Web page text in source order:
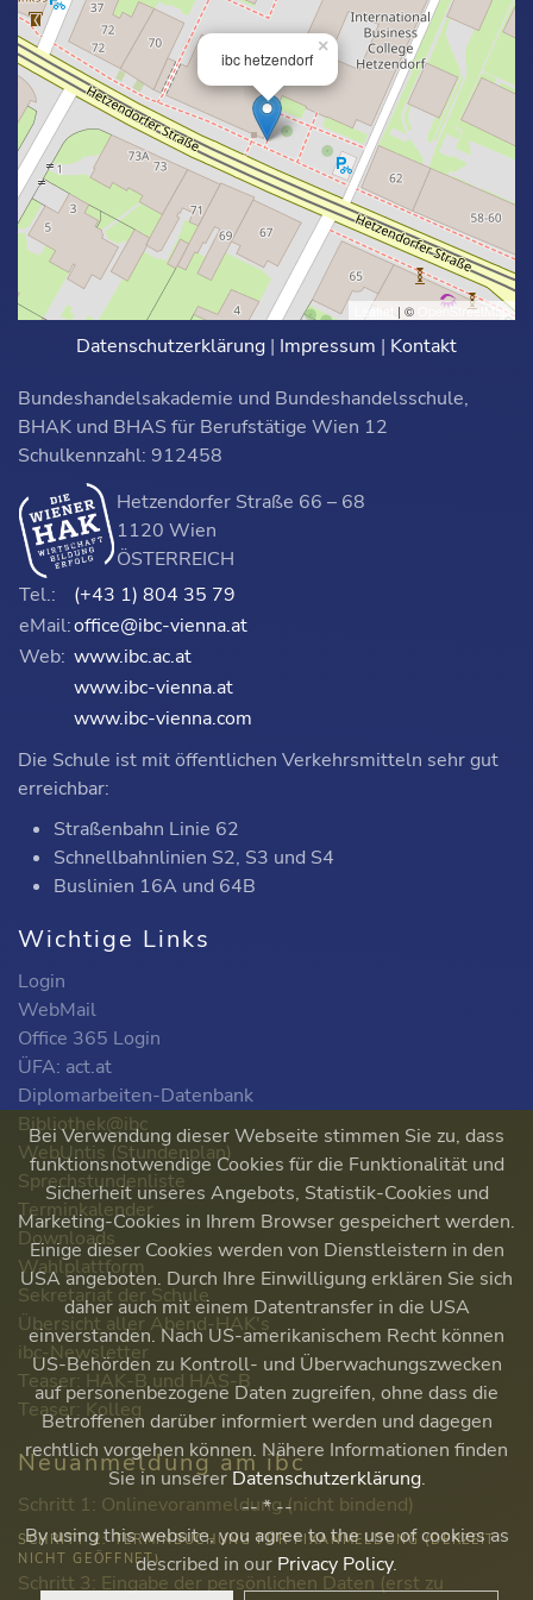
ibc hetzendorf
×
Leaflet | © OpenStreetMap
Datenschutzerklärung | Impressum | Kontakt
Bundeshandelsakademie und Bundeshandelsschule,
BHAK und BHAS für Berufstätige Wien 12
Schulkennzahl: 912458
Hetzendorfer Straße 66 – 68
1120 Wien
ÖSTERREICH
Tel.:
(+43 1) 804 35 79
eMail:office@ibc-vienna.at
Web: www.ibc.ac.at
www.ibc-vienna.at
www.ibc-vienna.com
Die Schule ist mit öffentlichen Verkehrsmitteln sehr gut
erreichbar:
Straßenbahn Linie 62
Schnellbahnlinien S2, S3 und S4
Buslinien 16A und 64B
Wichtige Links
Login
WebMail
Office 365 Login
ÜFA: act.at
Diplomarbeiten-Datenbank
Bibliothek@ibc
WebUntis (Stundenplan)
Sprechstundenliste
Terminkalender
Downloads
Wahlplattform
Sekretariat der Schule
Übersicht aller Abend-HAK's
ibc-Newsletter
Teaser: HAK-B und HAS-B
Teaser: Kolleg
Neuanmeldung am ibc
Schritt 1: Onlinevoranmeldung (nicht bindend)
SCHRITT 2: TERMINBUCHUNG FÜR FIXANMELDUNG (DERZEIT
NICHT GEÖFFNET)
Schritt 3: Eingabe der persönlichen Daten (erst zu
Bei Verwendung dieser Webseite stimmen Sie zu, dass
funktionsnotwendige Cookies für die Funktionalität und
Sicherheit unseres Angebots, Statistik-Cookies und
Marketing-Cookies in Ihrem Browser gespeichert werden.
Einige dieser Cookies werden von Dienstleistern in den
USA angeboten. Durch Ihre Einwilligung erklären Sie sich
daher auch mit einem Datentransfer in die USA
einverstanden. Nach US-amerikanischem Recht können
US-Behörden zu Kontroll- und Überwachungszwecken
auf personenbezogene Daten zugreifen, ohne dass die
Betroffenen darüber informiert werden und dagegen
rechtlich vorgehen können. Nähere Informationen finden
Sie in unsererDatenschutzerklärung.
-- * --
By using this website, you agree to the use of cookies as
described in our Privacy Policy.